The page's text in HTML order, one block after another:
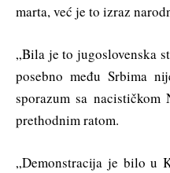
marta, već je to izraz
„Bila je to jugoslovenska
posebno među Srbima
sporazum sa nacističkom
prethodnim ratom.
„Demonstracija je bilo u